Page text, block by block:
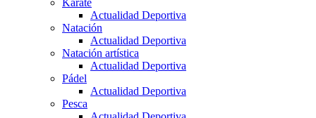
Actualidad Deportiva
Natación
Actualidad Deportiva
Natación artística
Actualidad Deportiva
Pádel
Actualidad Deportiva
Pesca